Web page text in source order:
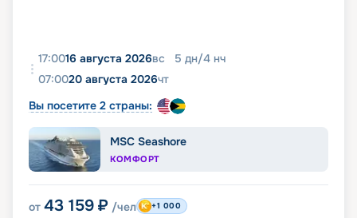
17:0016 августа 2026вс 5 дн/4 нч
07:0020 августа 2026чт
Вы посетите 2 страны:
MSC Seashore
КОМФОРТ
от 43 159 ₽ /чел +1 000